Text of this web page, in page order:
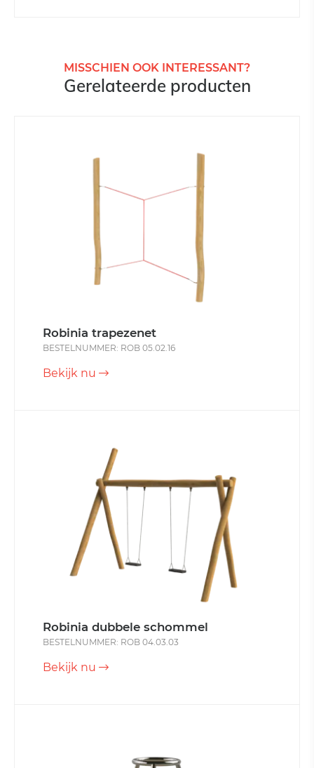
MISSCHIEN OOK INTERESSANT?
Gerelateerde producten
Robinia trapezenet
BESTELNUMMER: ROB 05.02.16
Bekijk nu
Robinia dubbele schommel
BESTELNUMMER: ROB 04.03.03
Bekijk nu